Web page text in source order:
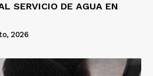
SERVICIO DE AGUA EN
2026